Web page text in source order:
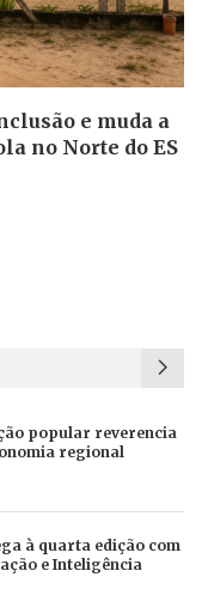
e muda a
no Norte do ES
popular reverencia
regional
à quarta edição com
e Inteligência